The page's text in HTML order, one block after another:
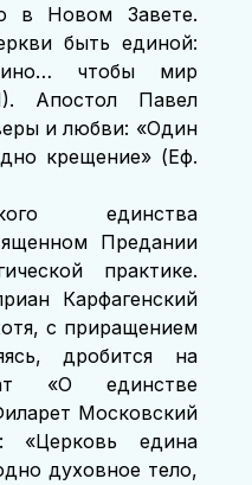
в Новом Завете.
быть единой:
чтобы мир
Апостол Павел
и любви: «Один
крещение» (Еф.
единства
Предании
практике.
Карфагенский
с приращением
дробится на
«О единстве
Московский
«Церковь едина
духовное тело,